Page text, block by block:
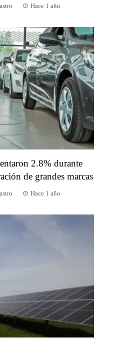
Hace 1 año
2.8% durante
de grandes marcas
Hace 1 año